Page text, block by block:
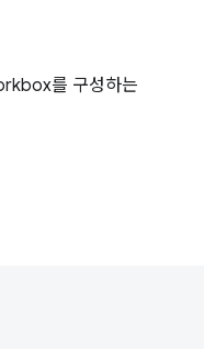
를 구성하는